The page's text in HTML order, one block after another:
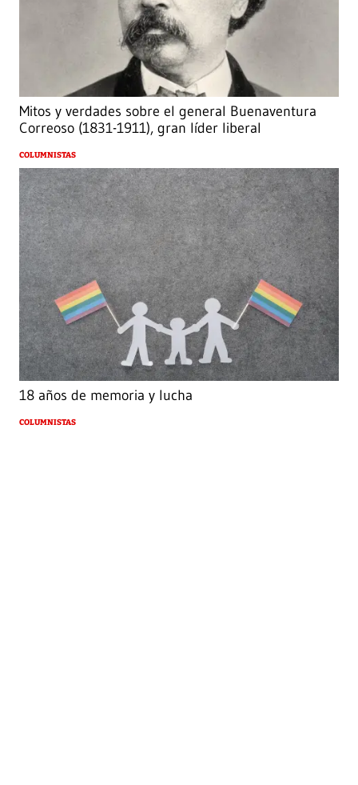
Mitos y verdades sobre el general Buenaventura
Correoso (1831-1911), gran líder liberal
COLUMNISTAS
18 años de memoria y lucha
COLUMNISTAS